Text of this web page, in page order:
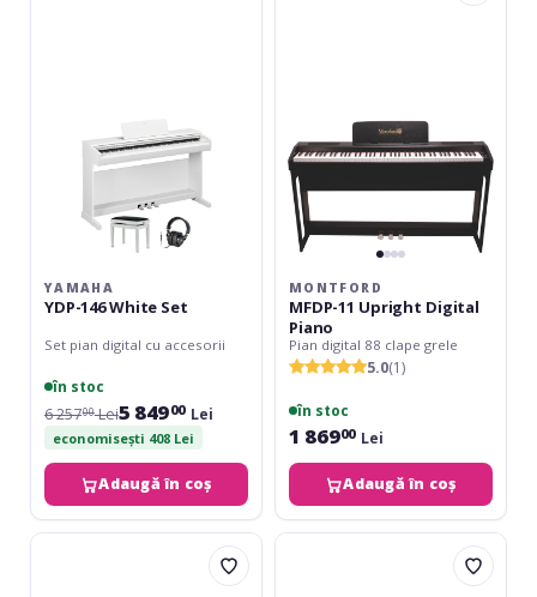
YAMAHA
YDP-146 White Set
Set pian digital cu accesorii
în stoc
6 25700Lei5 84900 Lei
economisești 408 Lei
Adaugă în coș
MONTFORD
MFDP-11 Upright Digital
Piano
Pian digital 88 clape grele
5.0(1)
în stoc
1 86900 Lei
Adaugă în coș
Flame
Flame